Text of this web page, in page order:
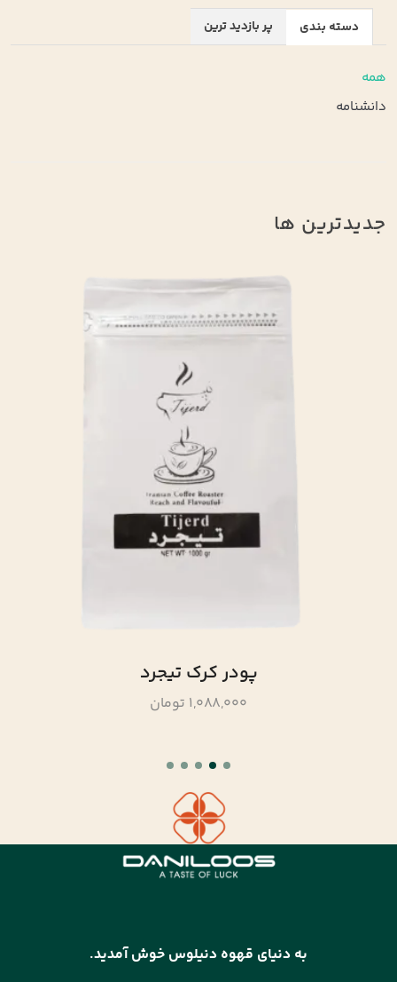
دسته بندی پر بازدید ترین
همه
دانشنامه
جدیدترین ها
پودر کرک تیجرد
1,088,000 تومان
به دنیای قهوه دنیلوس خوش آمدید.